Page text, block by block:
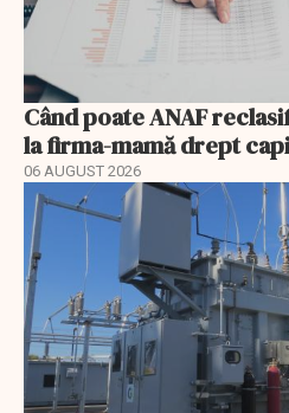
Când poate ANAF
la firma-mamă drept
06 AUGUST 2026